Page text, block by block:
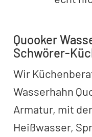
Quooker
Schwörer-
Wir
Wasserhahn
Armatur, mit
Heißwasser,